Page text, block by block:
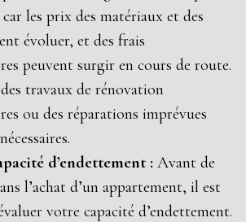
les prix des matériaux et des
évoluer, et des frais
peuvent surgir en cours de route.
travaux de rénovation
ou des réparations imprévues
d’endettement : Avant de
l’achat d’un appartement, il est
votre capacité d’endettement.